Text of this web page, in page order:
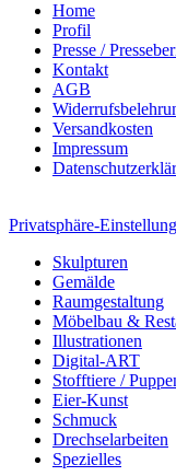
Home
Profil
Presse /
Kontakt
AGB
Versandkosten
Impressum
Privatsphäre-
Skulpturen
Gemälde
Raumgestaltung
Möbelbau &
Illustrationen
Digital-ART
Stofftiere /
Eier-Kunst
Schmuck
Drechselarbeiten
Spezielles